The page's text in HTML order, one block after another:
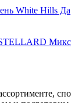
White Hills
STELLARD